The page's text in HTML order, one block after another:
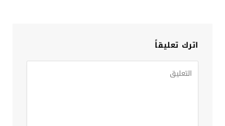
اترك تعليقاً